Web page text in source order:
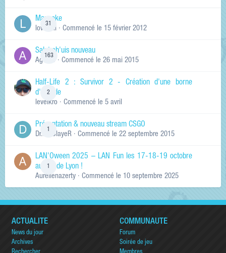
31
Manneke
lowskill · Commencé le 15 février 2012
163
Salut ch'uis nouveau
Ag0Nie · Commencé le 26 mai 2015
2
Half-Life 2 : Survivor 2 - Création d'une borne
d'arcade
levelkro · Commencé le 5 avril
1
Présentation & nouveau stream CSGO
Dr.KinSlayeR · Commencé le 22 septembre 2015
1
LAN'Oween 2025 – LAN Fun les 17-18-19 octobre
au sud de Lyon !
Aurelienazerty · Commencé le 10 septembre 2025
ACTUALITÉ
News du jour
Archives
COMMUNAUTÉ
Forum
Soirée de jeu